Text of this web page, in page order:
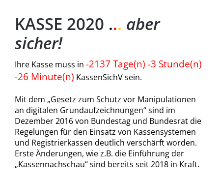
KASSE 2020 ... aber
sicher!
Ihre Kasse muss in -2137 Tage(n) -3 Stunde(n)
-26 Minute(n) KassenSichV sein.
Mit dem „Gesetz zum Schutz vor Manipulationen
an digitalen Grundaufzeichnungen“ sind im
Dezember 2016 von Bundestag und Bundesrat die
Regelungen für den Einsatz von Kassensystemen
und Registrierkassen deutlich verschärft worden.
Erste Änderungen, wie z.B. die Einführung der
„Kassennachschau“ sind bereits seit 2018 in Kraft.